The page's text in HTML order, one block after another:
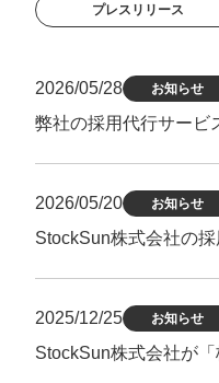
社内コンペ
クレーム窓口
ん』
定額制採用代行・RPO
営業改善特化の動画制
定額LINE運用代行『
拡散付1日密着動画制作
1本無料で記事を制作『
定額制LP制作・改善『
採用YouTubeチャンネル
お役立ち資料
料金表
道場TOP
動画編集
広告運用
YouTubeディレクター
年収エージェント
会社概要・役員紹介
ミッション・ビジョン・
代表メッセージ（岩野圭佑
プレスリリース
2026/05/28 お知らせ
2026/05/20 お知らせ
2025/12/25 お知らせ